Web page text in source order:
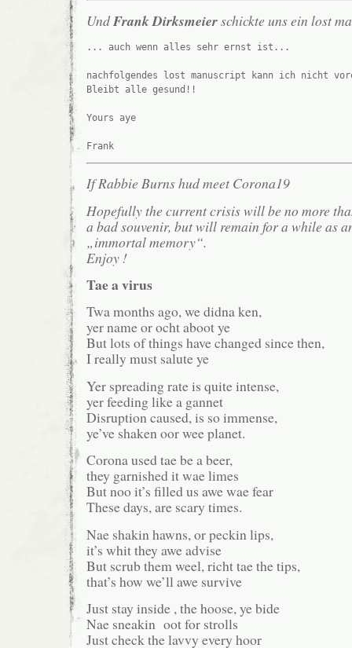
UndFrank Dirksmeierschickte uns ein lost
... auch wenn alles sehr ernst ist...
nachfolgendes lost manuscript kann ich nicht
Bleibt alle gesund!!
Yours aye
Frank
If Rabbie Burns hud meet Corona19
Hopefully the current crisis will be no more
a bad souvenir, but will remain for a while as
„immortal memory“.
Enjoy !
Tae a virus
Twa months ago, we didna ken,
yer name or ocht aboot ye
But lots of things have changed since then,
I really must salute ye
Yer spreading rate is quite intense,
yer feeding like a gannet
Disruption caused, is so immense,
ye’ve shaken oor wee planet.
Corona used tae be a beer,
they garnished it wae limes
But noo it’s filled us awe wae fear
These days, are scary times.
Nae shakin hawns, or peckin lips,
it’s whit they awe advise
But scrub them weel, richt tae the tips,
that’s how we’ll awe survive
Just stay inside , the hoose, ye bide
Nae sneakin oot for strolls
Just check the lavvy every hoor